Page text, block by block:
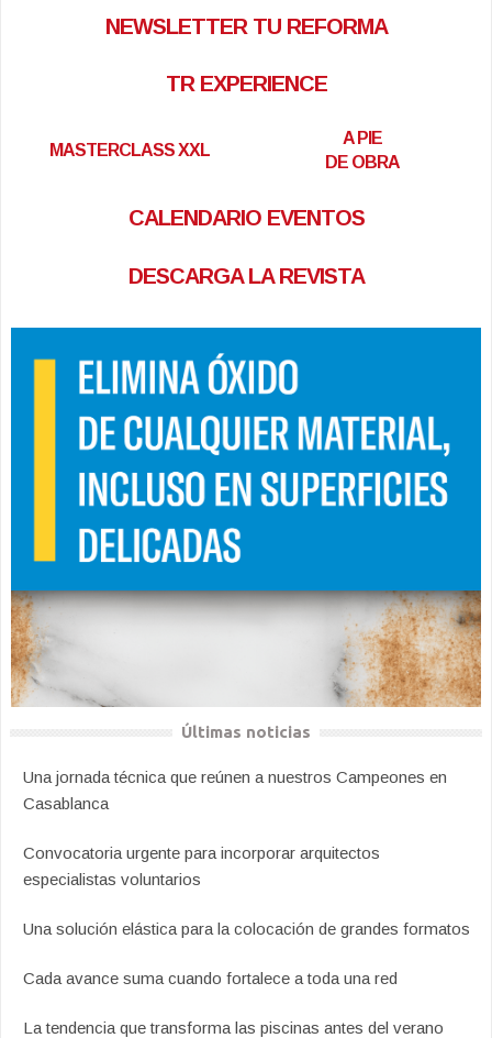
NEWSLETTER TU REFORMA
TR EXPERIENCE
MASTERCLASS XXL
A PIE
DE OBRA
CALENDARIO EVENTOS
DESCARGA LA REVISTA
Últimas noticias
Una jornada técnica que reúnen a nuestros Campeones en
Casablanca
Convocatoria urgente para incorporar arquitectos
especialistas voluntarios
Una solución elástica para la colocación de grandes formatos
Cada avance suma cuando fortalece a toda una red
La tendencia que transforma las piscinas antes del verano